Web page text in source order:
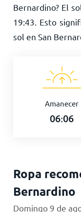
Bernardino? El
19:43 . Esto
sol en San
Amanecer
06:06
Ropa
Bernardino
Domingo 9 de